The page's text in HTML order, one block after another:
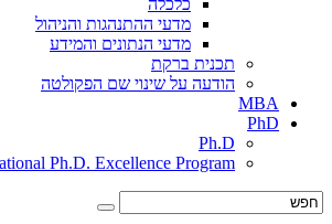
כלכלה
מדעי ההתנהגות והניהול
מדעי הנתונים והמידע
תכנית ברקת
הודעה על שינוי שם הפקולטה
MBA
PhD
Ph.D
Ph.D. Excellence Program